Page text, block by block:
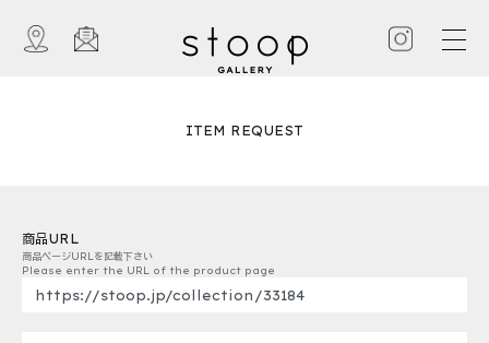
ITEM REQUEST
商品URL
商品ページURLを記載下さい
Please enter the URL of the product page